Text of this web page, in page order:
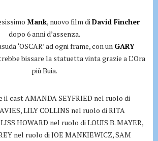
Mank, nuovo film diDavid Fincher
dopo 6 anni d’assenza.
‘OSCAR’ ad ogni frame, con un GARY
bissare la statuetta vinta grazie a L’Ora
più Buia.
il cast AMANDA SEYFRIED nel ruolo di
LILY COLLINS nel ruolo di RITA
HOWARD nel ruolo di LOUIS B. MAYER,
nel ruolo di JOE MANKIEWICZ, SAM